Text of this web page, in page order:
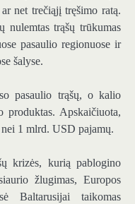
net trečiąjį tręšimo ratą.
nulemtas trąšų trūkumas
pasaulio regionuose ir
šalyse.
pasaulio trąšų, o kalio
produktas. Apskaičiuota,
1 mlrd. USD pajamų.
krizės, kurią pablogino
žlugimas, Europos
Baltarusijai taikomas